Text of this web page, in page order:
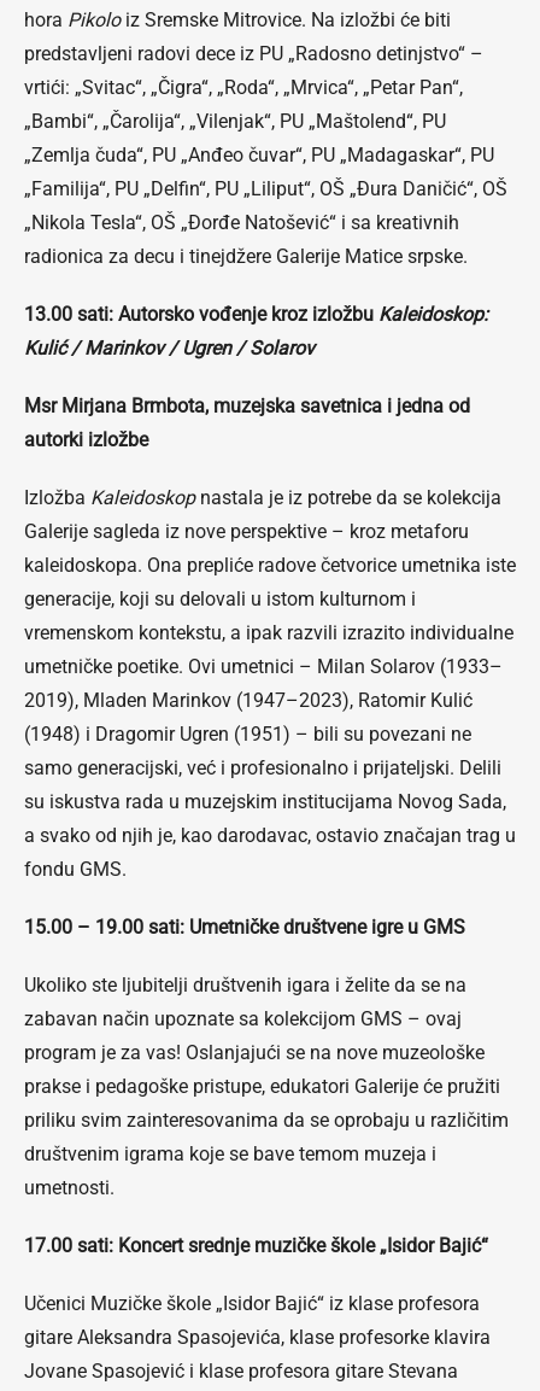
hora Pikoloiz Sremske Mitrovice. Na izložbi će biti
predstavljeni radovi dece iz PU „Radosno detinjstvo“ –
vrtići: „Svitac“, „Čigra“, „Roda“, „Mrvica“, „Petar Pan“,
„Bambi“, „Čarolija“, „Vilenjak“, PU „Maštolend“, PU
„Zemlja čuda“, PU „Anđeo čuvar“, PU „Madagaskar“, PU
„Familija“, PU „Delfin“, PU „Liliput“, OŠ „Đura Daničić“, OŠ
„Nikola Tesla“, OŠ „Đorđe Natošević“ i sa kreativnih
radionica za decu i tinejdžere Galerije Matice srpske.
13.00 sati: Autorsko vođenje kroz izložbu Kaleidoskop:
Kulić / Marinkov / Ugren / Solarov
Msr Mirjana Brmbota, muzejska savetnica i jedna od
autorki izložbe
Izložba Kaleidoskopnastala je iz potrebe da se kolekcija
Galerije sagleda iz nove perspektive – kroz metaforu
kaleidoskopa. Ona prepliće radove četvorice umetnika iste
generacije, koji su delovali u istom kulturnom i
vremenskom kontekstu, a ipak razvili izrazito individualne
umetničke poetike. Ovi umetnici – Milan Solarov (1933–
2019), Mladen Marinkov (1947–2023), Ratomir Kulić
(1948) i Dragomir Ugren (1951) – bili su povezani ne
samo generacijski, već i profesionalno i prijateljski. Delili
su iskustva rada u muzejskim institucijama Novog Sada,
a svako od njih je, kao darodavac, ostavio značajan trag u
fondu GMS.
15.00 – 19.00 sati: Umetničke društvene igre u GMS
Ukoliko ste ljubitelji društvenih igara i želite da se na
zabavan način upoznate sa kolekcijom GMS – ovaj
program je za vas! Oslanjajući se na nove muzeološke
prakse i pedagoške pristupe, edukatori Galerije će pružiti
priliku svim zainteresovanima da se oprobaju u različitim
društvenim igrama koje se bave temom muzeja i
umetnosti.
17.00 sati: Koncert srednje muzičke škole „Isidor Bajić“
Učenici Muzičke škole „Isidor Bajić“ iz klase profesora
gitare Aleksandra Spasojevića, klase profesorke klavira
Jovane Spasojević i klase profesora gitare Stevana